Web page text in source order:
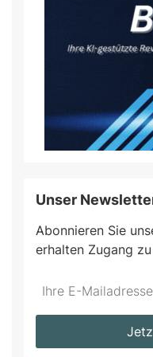
Unser
Abonnieren Sie
erhalten Zugang
Do
fill
*Ihre
Mailadresse: